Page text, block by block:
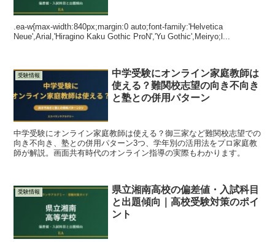
.ea-w{max-width:840px;margin:0 auto;font-family:'Helvetica
Neue',Arial,'Hiragino Kaku Gothic ProN','Yu Gothic',Meiryo;l...
受験情報
中学受験にオンライン家庭教師は
使える？難関校志望の向き不向き
と塾との併用パターン
中学受験にオンライン家庭教師は使える？御三家など難関校志望での
向き不向き、塾との併用パターン3つ、学年別の活用法をプロ家庭教
師が解説。画面共有時代のオンライン指導の実際もわかります。
受験情報
県立湘南高校の偏差値・入試科目
と出題傾向｜高校受験対策のポイ
ント